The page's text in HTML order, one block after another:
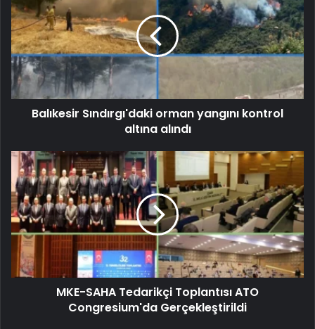
Balıkesir Sındırgı'daki orman yangını kontrol
altına alındı
MKE-SAHA Tedarikçi Toplantısı ATO
Congresium'da Gerçekleştirildi